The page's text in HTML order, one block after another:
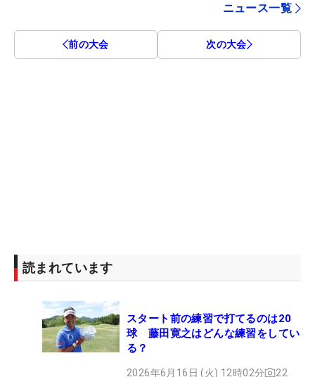
ニュース一覧
前の大会 次の大会
読まれています
スタート前の練習で打てるのは20
球 藤田寛之はどんな練習をしてい
る？
2026年6月16日 (火) 12時02分 22